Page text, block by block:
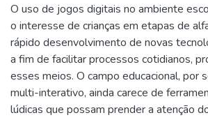
O uso de jogos digitais no ambiente
o interesse de crianças em etapas de
rápido desenvolvimento de novas
a fim de facilitar processos cotidianos,
esses meios. O campo educacional, por
multi-interativo, ainda carece de
lúdicas que possam prender a atenção